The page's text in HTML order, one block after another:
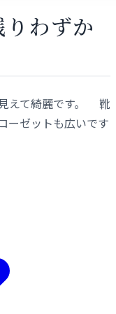
わずか
えて綺麗です。 靴
ーゼットも広いです